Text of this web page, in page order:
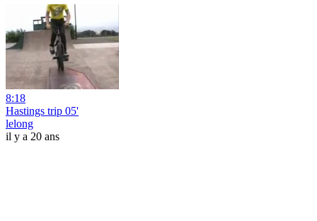
8:18
Hastings trip 05'
lelong
il y a 20 ans